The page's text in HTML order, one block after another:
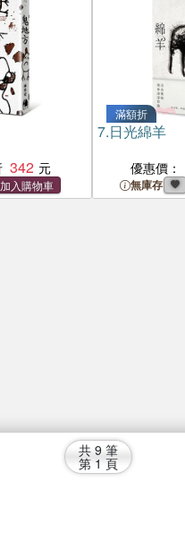
342
滿額折
7.日光綿羊
優惠價：
無庫存
共 9 筆
第 1 頁